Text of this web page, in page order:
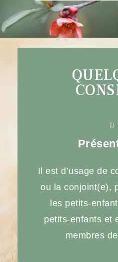
Il est d’usage de
ou la conjoint(e),
les petits-
petits-enfants et
membres